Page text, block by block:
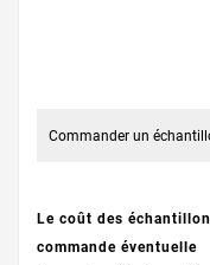
Commander un
Le coût des
commande éventuelle